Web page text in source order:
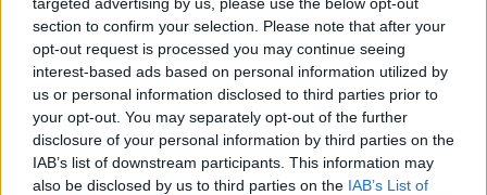
section to confirm your selection. Please note that after your
opt-out request is processed you may continue seeing
interest-based ads based on personal information utilized by
us or personal information disclosed to third parties prior to
your opt-out. You may separately opt-out of the further
disclosure of your personal information by third parties on the
IAB’s list of downstream participants. This information may
also be disclosed by us to third parties on the IAB’s List of
Wildbeere
Lebende Forenlegende
Zitat von dummydummy:↑
Glückwunsch zur Premiere!